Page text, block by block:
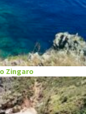
Zingaro